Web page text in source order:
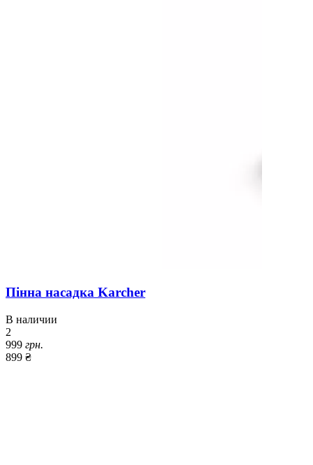
Пінна насадка Karcher
В наличии
2
999 грн.
899 ₴